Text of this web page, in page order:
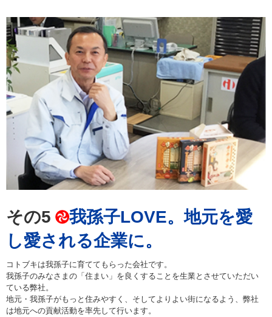
その5
我孫子LOVE。地元を愛
し愛される企業に。
コトブキは我孫子に育ててもらった会社です。
我孫子のみなさまの「住まい」を良くすることを生業とさせていただい
ている弊社。
地元・我孫子がもっと住みやすく、そしてよりよい街になるよう、弊社
は地元への貢献活動を率先して行います。